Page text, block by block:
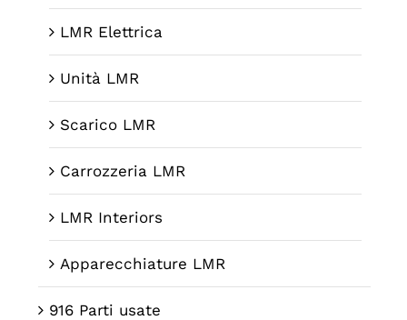
LMR Elettrica
Unità LMR
Scarico LMR
Carrozzeria LMR
LMR Interiors
Apparecchiature LMR
916 Parti usate